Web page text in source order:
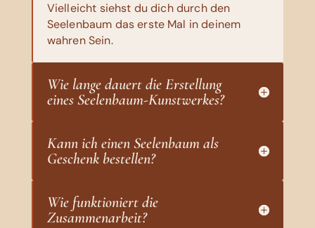
Vielleicht siehst du dich durch den
Seelenbaum das erste Mal in deinem
wahren Sein.
Wie lange dauert die Erstellung
eines Seelenbaum-Kunstwerkes?
Kann ich einen Seelenbaum als
Geschenk bestellen?
Wie funktioniert die
Zusammenarbeit?